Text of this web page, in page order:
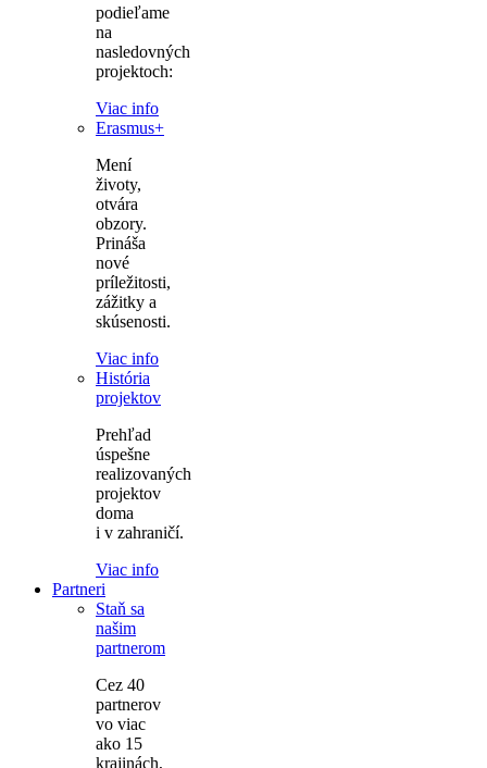
podieľame
na
nasledovných
projektoch:
Viac info
Erasmus+
Mení
životy,
otvára
obzory.
Prináša
nové
príležitosti,
zážitky a
skúsenosti.
Viac info
História
projektov
Prehľad
úspešne
realizovaných
projektov
doma
i v zahraničí.
Viac info
Partneri
Staň sa
našim
partnerom
Cez 40
partnerov
vo viac
ako 15
krajinách,